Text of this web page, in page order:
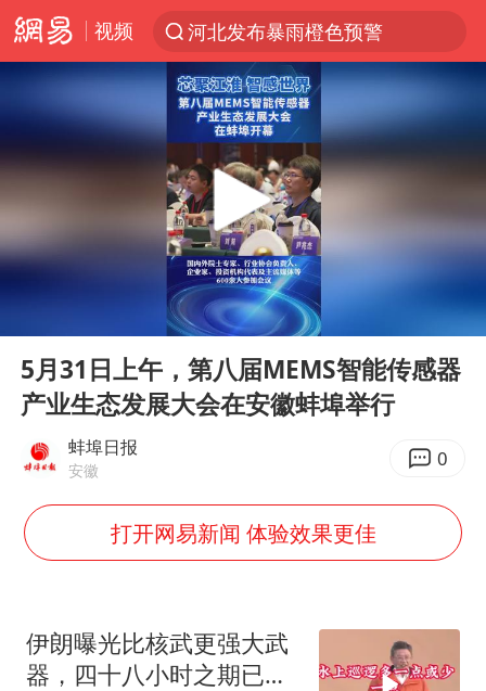
视频
河北发布暴雨橙色预警
台风“白海豚”登陆 各地各部门全力应对
人形机器人第一股
多地银行上调存款利率
上海地铁4条线路全线停运
白海豚路径图
宇树申购 中一签有望赚20万元
4.2平卫生间补漏注胶花1.55万
武汉3名城管协管员殴打摊主被刑拘
律师谈贾冰私人饭局被偷拍
NBA传奇教练老尼尔森去世
加沙约14万栋建筑被完全摧毁
Play
5月31日上午，第八届MEMS智能传感器
产业生态发展大会在安徽蚌埠举行
蚌埠日报
安徽 0
打开网易新闻 体验效果更佳
伊朗曝光比核武更强大武
器，四十八小时之期已